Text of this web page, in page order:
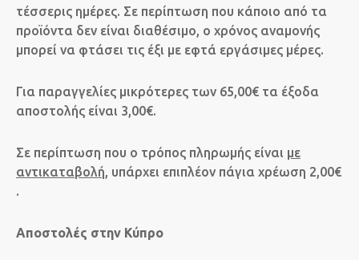
τέσσερις ημέρες. Σε περίπτωση που κάποιο από τα
προϊόντα δεν είναι διαθέσιμο, ο χρόνος αναμονής
μπορεί να φτάσει τις έξι με εφτά εργάσιμες μέρες.
Για παραγγελίες μικρότερες των 65,00€ τα έξοδα
αποστολής είναι 3,00€.
Σε περίπτωση που ο τρόπος πληρωμής είναι με
αντικαταβολή, υπάρχει επιπλέον πάγια χρέωση 2,00€
.
Αποστολές στην Κύπρο